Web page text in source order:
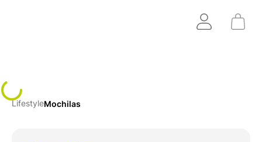
LifestyleMochilas